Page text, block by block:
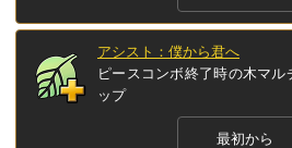
アシスト：僕から君へ
ピースコンボ終了時の木マ
ップ
最初から